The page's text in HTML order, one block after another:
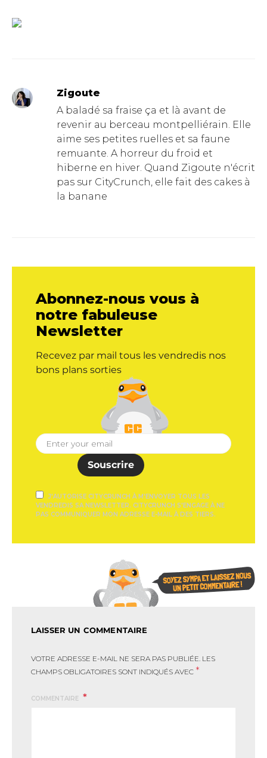
Zigoute
A baladé sa fraise ça et là avant de
revenir au berceau montpelliérain. Elle
aime ses petites ruelles et sa faune
remuante. A horreur du froid et
hiberne en hiver. Quand Zigoute n'écrit
pas sur CityCrunch, elle fait des cakes à
la banane
Abonnez-nous vous à
notre fabuleuse
Newsletter
Recevez par mail tous les vendredis nos
bons plans sorties
Souscrire
J'AUTORISE CITYCRUNCH À M'ENVOYER TOUS LES
VENDREDIS SA NEWSLETTER. CITYCRUNCH S'ENGAGE À NE
PAS COMMUNIQUER MON ADRESSE E-MAIL À DES TIERS.
LAISSER UN COMMENTAIRE
VOTRE ADRESSE E-MAIL NE SERA PAS PUBLIÉE. LES
CHAMPS OBLIGATOIRES SONT INDIQUÉS AVEC *
COMMENTAIRE